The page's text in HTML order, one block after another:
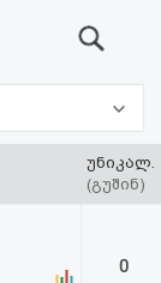
უნიკალ.
(გუშინ)
0